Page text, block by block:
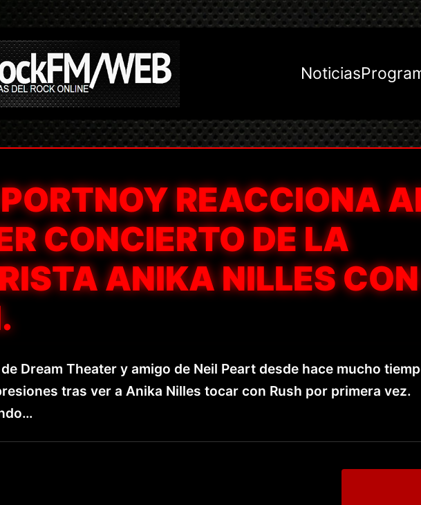
Noticias
REACCIONA
CONCIERTO DE LA
ANIKA NILLES CON
Dream Theater y amigo de Neil Peart desde hace mucho
tras ver a Anika Nilles tocar con Rush por primera vez.